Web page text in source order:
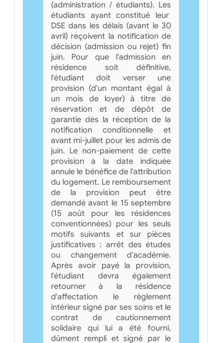
(administration / étudiants). Les
étudiants ayant constitué leur
DSE dans les délais (avant le 30
avril) reçoivent la notification de
décision (admission ou rejet) fin
juin. Pour que l'admission en
résidence soit définitive,
l'étudiant doit verser une
provision (d'un montant égal à
un mois de loyer) à titre de
réservation et de dépôt de
garantie dès la réception de la
notification conditionnelle et
avant mi-juillet pour les admis de
juin. Le non-paiement de cette
provision à la date indiquée
annule le bénéfice de l'attribution
du logement. Le remboursement
de la provision peut être
demandé avant le 15 septembre
(15 août pour les résidences
conventionnées) pour les seuls
motifs suivants et sur pièces
justificatives : arrêt des études
ou changement d'académie.
Après avoir payé la provision,
l'étudiant devra également
retourner à la résidence
d'affectation le règlement
intérieur signé par ses soins et le
contrat de cautionnement
solidaire qui lui a été fourni,
dûment rempli et signé par le